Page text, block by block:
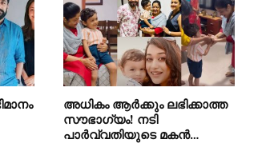
അധികം ആർക്കും ലഭിക്കാത്ത
സൗഭാഗ്യം! നടി
പാർവ്വതിയുടെ മകൻ…